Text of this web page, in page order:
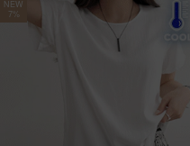
NEW
7%